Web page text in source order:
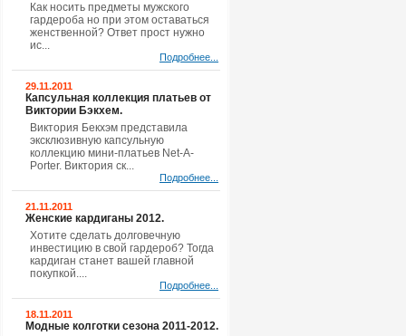
Как носить предметы мужского
гардероба но при этом оставаться
женственной? Ответ прост нужно
ис...
Подробнее...
29.11.2011
Капсульная коллекция платьев от
Виктории Бэкхем.
Виктория Бекхэм представила
эксклюзивную капсульную
коллекцию мини-платьев Net-A-
Porter. Виктория ск...
Подробнее...
21.11.2011
Женские кардиганы 2012.
Хотите сделать долговечную
инвестицию в свой гардероб? Тогда
кардиган станет вашей главной
покупкой....
Подробнее...
18.11.2011
Модные колготки сезона 2011-2012.